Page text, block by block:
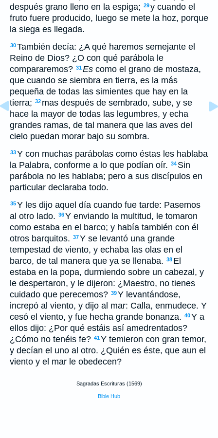
después grano lleno en la espiga; 29y cuando el
fruto fuere producido, luego se mete la hoz, porque
la siega es llegada.
30También decía: ¿A qué haremos semejante el
Reino de Dios? ¿O con qué parábola le
compararemos? 31Es como el grano de mostaza,
que cuando se siembra en tierra, es la más
pequeña de todas las simientes que hay en la
tierra; 32 mas después de sembrado, sube, y se
hace la mayor de todas las legumbres, y echa
grandes ramas, de tal manera que las aves del
cielo puedan morar bajo su sombra.
33Y con muchas parábolas como éstas les hablaba
la Palabra, conforme a lo que podían oír. 34 Sin
parábola no les hablaba; pero a sus discípulos en
particular declaraba todo.
35Y les dijo aquel día cuando fue tarde: Pasemos
al otro lado. 36Y enviando la multitud, le tomaron
como estaba en el barco; y había también con él
otros barquitos. 37Y se levantó una grande
tempestad de viento, y echaba las olas en el
barco, de tal manera que ya se llenaba. 38 El
estaba en la popa, durmiendo sobre un cabezal, y
le despertaron, y le dijeron: ¿Maestro, no tienes
cuidado que perecemos? 39Y levantándose,
increpó al viento, y dijo al mar: Calla, enmudece. Y
cesó el viento, y fue hecha grande bonanza. 40Y a
ellos dijo: ¿Por qué estáis así amedrentados?
¿Cómo no tenéis fe? 41Y temieron con gran temor,
y decían el uno al otro. ¿Quién es éste, que aun el
viento y el mar le obedecen?
Sagradas Escrituras (1569)
Bible Hub